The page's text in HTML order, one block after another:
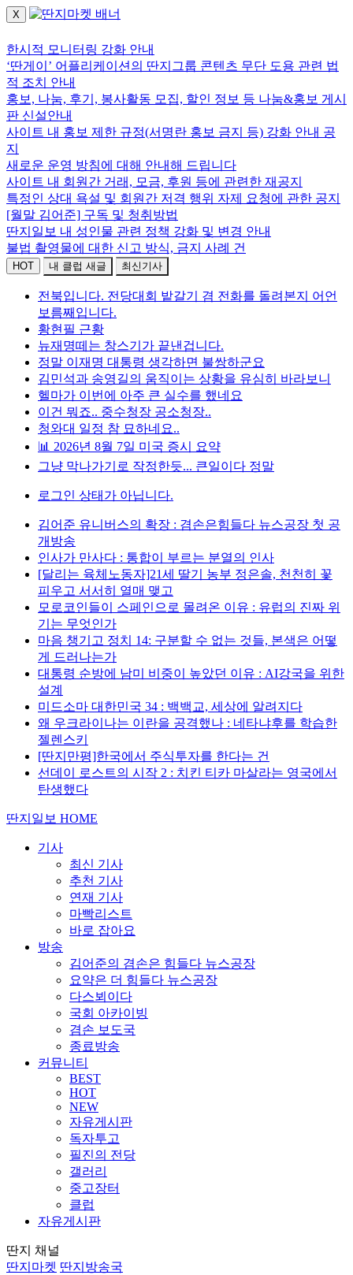
X
한시적 모니터링 강화 안내
‘딴게이’ 어플리케이션의 딴지그룹 콘텐츠 무단 도용 관련 법
적 조치 안내
홍보, 나눔, 후기, 봉사활동 모집, 할인 정보 등 나눔&홍보 게시
판 신설안내
사이트 내 홍보 제한 규정(서명란 홍보 금지 등) 강화 안내 공
지
새로운 운영 방침에 대해 안내해 드립니다
사이트 내 회원간 거래, 모금, 후원 등에 관련한 재공지
특정인 상대 욕설 및 회원간 저격 행위 자제 요청에 관한 공지
[월말 김어준] 구독 및 청취방법
딴지일보 내 성인물 관련 정책 강화 및 변경 안내
불법 촬영물에 대한 신고 방식, 금지 사례 건
HOT 내 클럽 새글 최신기사
전북입니다. 전당대회 밭갈기 겸 전화를 돌려본지 어언
보름째입니다.
황현필 근황
뉴재명떼는 창스기가 끝낸겁니다.
정말 이재명 대통령 생각하면 불쌍하군요
김민석과 송영길의 움직이는 상황을 유심히 바라보니
헬마가 이번에 아주 큰 실수를 했네요
이건 뭐죠.. 중수청장 공소청장..
청와대 일정 참 묘하네요..
📊 2026년 8월 7일 미국 증시 요약
그냥 막나가기로 작정한듯... 큰일이다 정말
로그인 상태가 아닙니다.
김어준 유니버스의 확장 : 겸손은힘들다 뉴스공장 첫 공
개방송
인사가 만사다 : 통합이 부르는 분열의 인사
[달리는 육체노동자]21세 딸기 농부 정은솔, 천천히 꽃
피우고 서서히 열매 맺고
모로코인들이 스페인으로 몰려온 이유 : 유럽의 진짜 위
기는 무엇인가
마음 챙기고 정치 14: 구분할 수 없는 것들, 본색은 어떻
게 드러나는가
대통령 순방에 남미 비중이 높았던 이유 : AI강국을 위한
설계
미드소마 대한민국 34 : 백백교, 세상에 알려지다
왜 우크라이나는 이란을 공격했나 : 네타냐후를 학습한
젤렌스키
[딴지만평]한국에서 주식투자를 한다는 건
선데이 로스트의 시작 2 : 치킨 티카 마살라는 영국에서
탄생했다
딴지일보 HOME
기사
최신 기사
추천 기사
연재 기사
마빡리스트
바로 잡아요
방송
김어준의 겸손은 힘들다 뉴스공장
요약은 더 힘들다 뉴스공장
다스뵈이다
국회 아카이빙
겸손 보도국
종료방송
커뮤니티
BEST
HOT
NEW
자유게시판
독자투고
필진의 전당
갤러리
중고장터
클럽
자유게시판
딴지 채널
딴지마켓 딴지방송국